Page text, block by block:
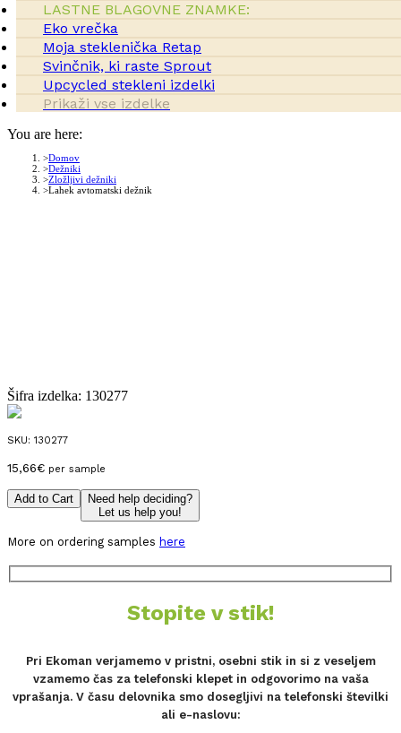
LASTNE BLAGOVNE ZNAMKE:
Eko vrečka
Moja steklenička Retap
Svinčnik, ki raste Sprout
Upcycled stekleni izdelki
Prikaži vse izdelke
You are here:
Domov
Dežniki
Zložljivi dežniki
Lahek avtomatski dežnik
Šifra izdelka: 130277
SKU: 130277
15,66€ per sample
Add to Cart
Need help deciding?
Let us help you!
More on ordering samples here
Stopite v stik!
Pri Ekoman verjamemo v pristni, osebni stik in si z veseljem
vzamemo čas za telefonski klepet in odgovorimo na vaša
vprašanja. V času delovnika smo dosegljivi na telefonski številki
ali e-naslovu: